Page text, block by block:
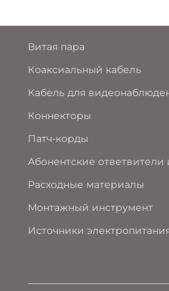
Витая пара
Коаксиальный кабель
Кабель для
Коннекторы
Патч-корды
Абонентские ответвители
Расходные материалы
Монтажный инструмент
Источники